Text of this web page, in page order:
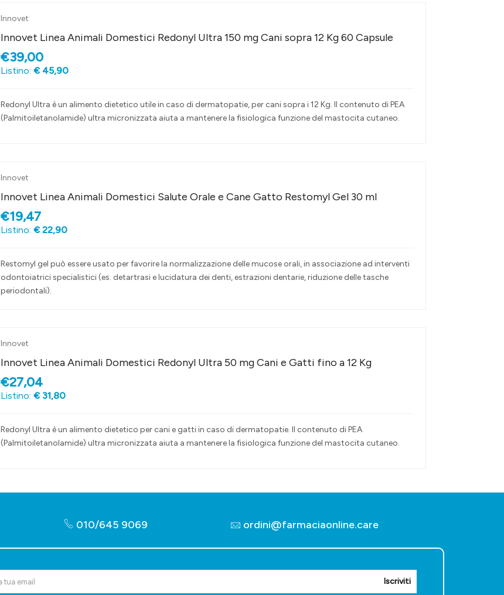
Innovet
Innovet Linea Animali Domestici Redonyl Ultra 150 mg Cani sopra 12 Kg 60 Capsule
€39,00
Listino: € 45,90
Redonyl Ultra è un alimento dietetico utile in caso di dermatopatie, per cani sopra i 12 Kg. Il contenuto di PEA
(Palmitoiletanolamide) ultra micronizzata aiuta a mantenere la fisiologica funzione del mastocita cutaneo.
Innovet
Innovet Linea Animali Domestici Salute Orale e Cane Gatto Restomyl Gel 30 ml
€19,47
Listino: € 22,90
Restomyl gel può essere usato per favorire la normalizzazione delle mucose orali, in associazione ad interventi
odontoiatrici specialistici (es. detartrasi e lucidatura dei denti, estrazioni dentarie, riduzione delle tasche
periodontali).
Innovet
Innovet Linea Animali Domestici Redonyl Ultra 50 mg Cani e Gatti fino a 12 Kg
€27,04
Listino: € 31,80
Redonyl Ultra è un alimento dietetico per cani e gatti in caso di dermatopatie. Il contenuto di PEA
(Palmitoiletanolamide) ultra micronizzata aiuta a mantenere la fisiologica funzione del mastocita cutaneo.
010/645 9069 ordini@farmaciaonline.care
Iscriviti